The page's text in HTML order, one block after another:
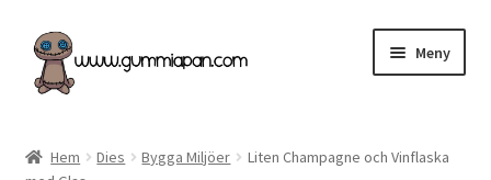
Hoppa
till
navigering
Hoppa
till
innehåll
Meny
Hem Dies Bygga Miljöer
Liten Champagne och Vinflaska